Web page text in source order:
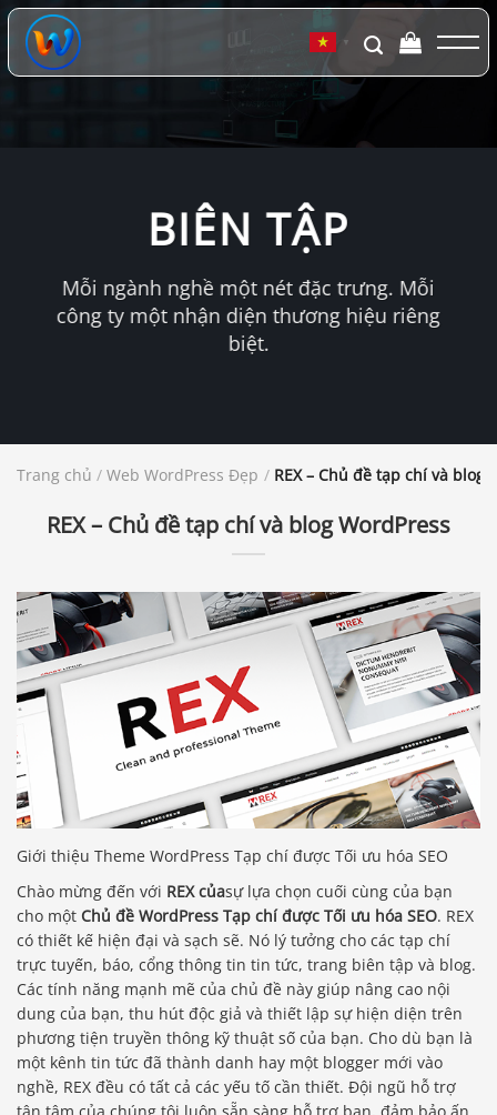
Chuyển
đến
dung
▼
BIÊN TẬP
Mỗi ngành nghề một nét đặc trưng. Mỗi
công ty một nhận diện thương hiệu riêng
biệt.
Trang chủ / Web WordPress Đẹp / REX – Chủ đề tạp chí và blog
REX – Chủ đề tạp chí và blog WordPress
Giới thiệu Theme WordPress Tạp chí được Tối ưu hóa SEO
Chào mừng đến với REX củasự lựa chọn cuối cùng của bạn
cho một Chủ đề WordPress Tạp chí được Tối ưu hóa SEO. REX
có thiết kế hiện đại và sạch sẽ. Nó lý tưởng cho các tạp chí
trực tuyến, báo, cổng thông tin tin tức, trang biên tập và blog.
Các tính năng mạnh mẽ của chủ đề này giúp nâng cao nội
dung của bạn, thu hút độc giả và thiết lập sự hiện diện trên
phương tiện truyền thông kỹ thuật số của bạn. Cho dù bạn là
một kênh tin tức đã thành danh hay một blogger mới vào
nghề, REX đều có tất cả các yếu tố cần thiết. Đội ngũ hỗ trợ
tận tâm của chúng tôi luôn sẵn sàng hỗ trợ bạn, đảm bảo ấn